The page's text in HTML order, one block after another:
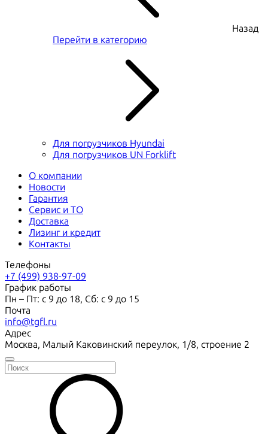
Назад
Перейти в категорию
Для погрузчиков Hyundai
Для погрузчиков UN Forklift
О компании
Новости
Гарантия
Сервис и ТО
Доставка
Лизинг и кредит
Контакты
Телефоны
+7 (499) 938-97-09
График работы
Пн – Пт: с 9 до 18, Сб: с 9 до 15
Почта
info@tgfl.ru
Адрес
Москва, Малый Каковинский переулок, 1/8, строение 2